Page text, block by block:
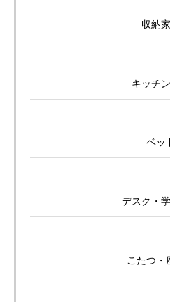
収納
キッチ
ベッ
デスク・
こたつ・